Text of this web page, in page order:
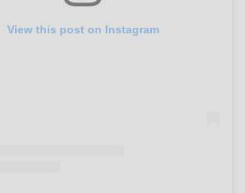
View this post on Instagram